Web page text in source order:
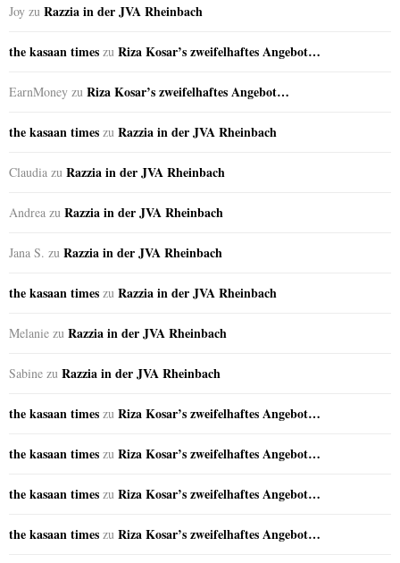
Joy zu Razzia in der JVA Rheinbach
the kasaan times zu Riza Kosar’s zweifelhaftes Angebot…
EarnMoney zu Riza Kosar’s zweifelhaftes Angebot…
the kasaan times zu Razzia in der JVA Rheinbach
Claudia zu Razzia in der JVA Rheinbach
Andrea zu Razzia in der JVA Rheinbach
Jana S. zu Razzia in der JVA Rheinbach
the kasaan times zu Razzia in der JVA Rheinbach
Melanie zu Razzia in der JVA Rheinbach
Sabine zu Razzia in der JVA Rheinbach
the kasaan times zu Riza Kosar’s zweifelhaftes Angebot…
the kasaan times zu Riza Kosar’s zweifelhaftes Angebot…
the kasaan times zu Riza Kosar’s zweifelhaftes Angebot…
the kasaan times zu Riza Kosar’s zweifelhaftes Angebot…